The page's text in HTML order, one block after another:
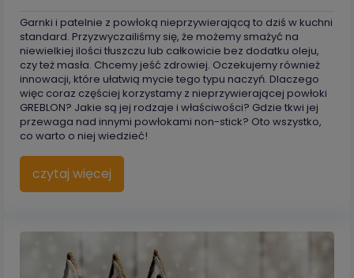
Garnki i patelnie z powłoką nieprzywierającą to dziś w kuchni
standard. Przyzwyczailiśmy się, że możemy smażyć na
niewielkiej ilości tłuszczu lub całkowicie bez dodatku oleju,
czy też masła. Chcemy jeść zdrowiej. Oczekujemy również
innowacji, które ułatwią mycie tego typu naczyń. Dlaczego
więc coraz częściej korzystamy z nieprzywierającej powłoki
GREBLON? Jakie są jej rodzaje i właściwości? Gdzie tkwi jej
przewaga nad innymi powłokami non-stick? Oto wszystko,
co warto o niej wiedzieć!
czytaj więcej